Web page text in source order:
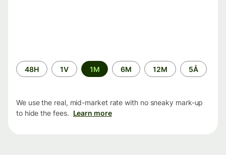
Time
period
48H 1V 1M 6M 12M 5Å
We use the real, mid-market rate with no sneaky mark-up
to hide the fees. Learn more